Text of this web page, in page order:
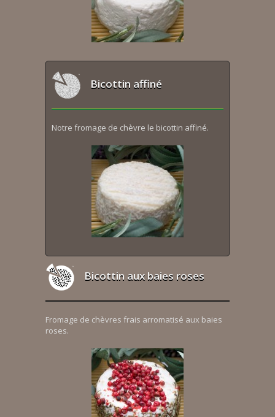
Bicottin affiné
Notre fromage de chèvre le bicottin affiné.
Bicottin aux baies roses
Fromage de chèvres frais arromatisé aux baies
roses.